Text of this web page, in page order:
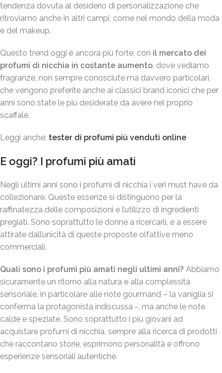
tendenza dovuta al desiderio di personalizzazione che
ritroviamo anche in altri campi, come nel mondo della moda
e del makeup.
Questo trend oggi è ancora più forte, con il mercato dei
profumi di nicchia in costante aumento , dove vediamo
fragranze, non sempre conosciute ma davvero particolari,
che vengono preferite anche ai classici brand iconici che per
anni sono state le più desiderate da avere nel proprio
scaffale.
Leggi anche: tester di profumi più venduti online
E oggi? I profumi più amati
Negli ultimi anni sono i profumi di nicchia i veri must have da
collezionare. Queste essenze si distinguono per la
raffinatezza delle composizioni e l’utilizzo di ingredienti
pregiati. Sono soprattutto le donne a ricercarli, e a essere
attirate dall’unicità di queste proposte olfattive meno
commerciali.
Quali sono i profumi più amati negli ultimi anni? Abbiamo
sicuramente un ritorno alla natura e alla complessità
sensoriale, in particolare alle note gourmand – la vaniglia si
conferma la protagonista indiscussa -, ma anche le note
calde e speziate. Sono soprattutto i più giovani ad
acquistare profumi di nicchia, sempre alla ricerca di prodotti
che raccontano storie, esprimono personalità e offrono
esperienze sensoriali autentiche.